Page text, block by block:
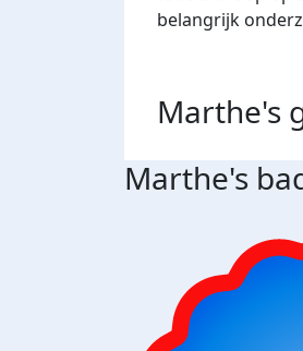
belangrijk
Marthe's
Marthe's